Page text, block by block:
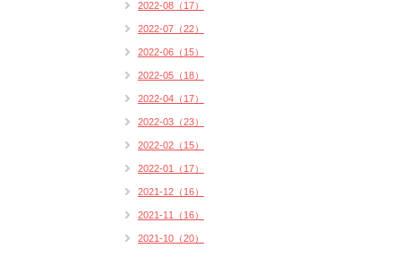
2022-08（17）
2022-07（22）
2022-06（15）
2022-05（18）
2022-04（17）
2022-03（23）
2022-02（15）
2022-01（17）
2021-12（16）
2021-11（16）
2021-10（20）